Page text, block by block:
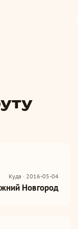
Куда · 2016-05-04
Новгород